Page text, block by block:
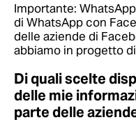
Importante:
di WhatsApp con
delle aziende di
abbiamo in progetto
Di quali scelte
delle mie
parte delle